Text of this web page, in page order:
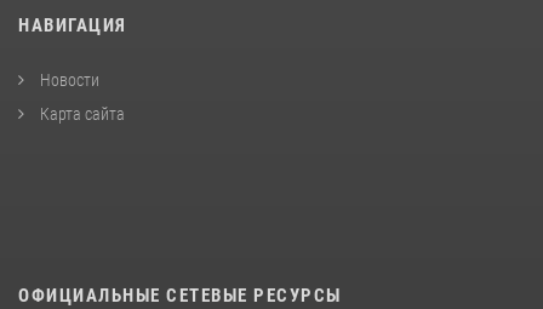
НАВИГАЦИЯ
Новости
Карта сайта
ОФИЦИАЛЬНЫЕ СЕТЕВЫЕ РЕСУРСЫ